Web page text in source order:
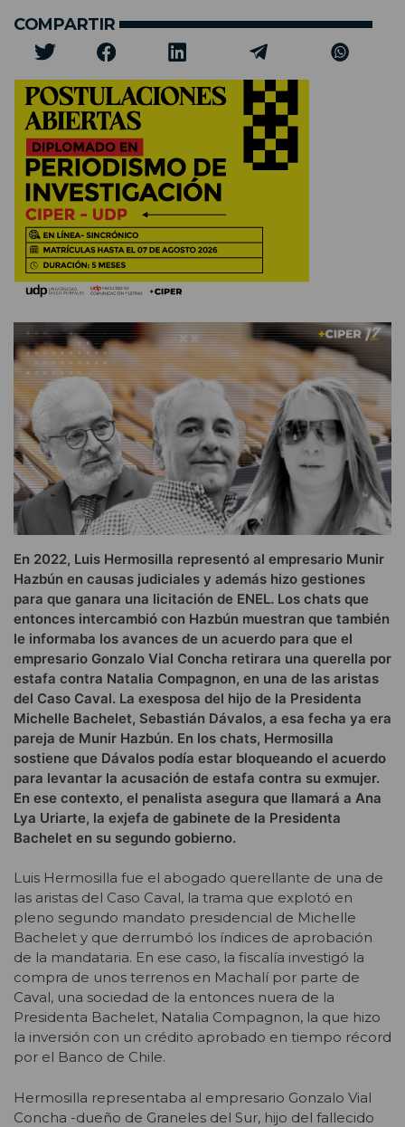
COMPARTIR
En 2022, Luis Hermosilla representó al empresario Munir
Hazbún en causas judiciales y además hizo gestiones
para que ganara una licitación de ENEL. Los chats que
entonces intercambió con Hazbún muestran que también
le informaba los avances de un acuerdo para que el
empresario Gonzalo Vial Concha retirara una querella por
estafa contra Natalia Compagnon, en una de las aristas
del Caso Caval. La exesposa del hijo de la Presidenta
Michelle Bachelet, Sebastián Dávalos, a esa fecha ya era
pareja de Munir Hazbún. En los chats, Hermosilla
sostiene que Dávalos podía estar bloqueando el acuerdo
para levantar la acusación de estafa contra su exmujer.
En ese contexto, el penalista asegura que llamará a Ana
Lya Uriarte, la exjefa de gabinete de la Presidenta
Bachelet en su segundo gobierno.
Luis Hermosilla fue el abogado querellante de una de
las aristas del Caso Caval, la trama que explotó en
pleno segundo mandato presidencial de Michelle
Bachelet y que derrumbó los índices de aprobación
de la mandataria. En ese caso, la fiscalía investigó la
compra de unos terrenos en Machalí por parte de
Caval, una sociedad de la entonces nuera de la
Presidenta Bachelet, Natalia Compagnon, la que hizo
la inversión con un crédito aprobado en tiempo récord
por el Banco de Chile.
Hermosilla representaba al empresario Gonzalo Vial
Concha -dueño de Graneles del Sur, hijo del fallecido